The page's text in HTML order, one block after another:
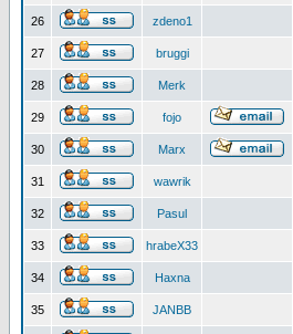
26 zdeno1
27 bruggi
28 Merk
29 fojo
30 Marx
31 wawrik
32 Pasul
33 hrabeX33
34 Haxna
35 JANBB